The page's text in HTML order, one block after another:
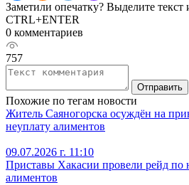
Заметили опечатку? Выделите
CTRL+ENTER
0 комментариев
757
Отправить
Похожие по тегам новости
Житель Саяногорска осуждён на
неуплату алиментов
09.07.2026 г. 11:10
Приставы Хакасии провели рейд по
алиментов